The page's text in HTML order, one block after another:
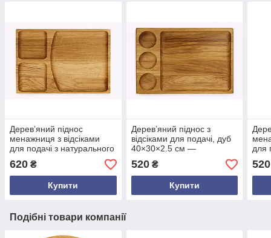
Дерев’яний піднос
менажниця з відсіками
для подачі з натурального
стильний сервірувальний
піднос ручної роботи
620 ₴
Купити
Дерев’яний піднос з
відсіками для подачі, дуб
40×30×2.5 см —
ручної роботи в еко стилі
520₴
Купити
для
520
Подібні товари компанії